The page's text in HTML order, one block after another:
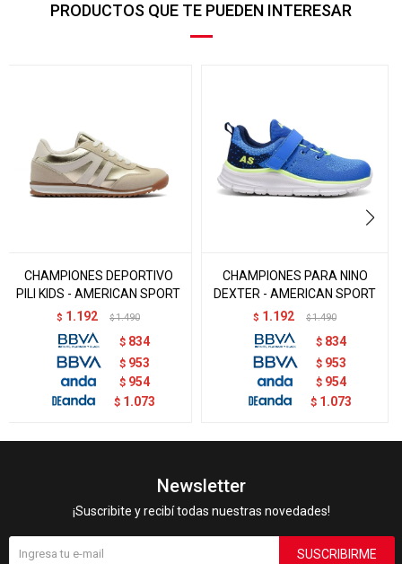
PRODUCTOS QUE TE PUEDEN INTERESAR
CHAMPIONES DEPORTIVO
PILI KIDS - AMERICAN SPORT
$ 1.192 $ 1.490
$ 834
$ 953
$ 954
$ 1.073
CHAMPIONES PARA NINO
DEXTER - AMERICAN SPORT
$ 1.192 $ 1.490
$ 834
$ 953
$ 954
$ 1.073
Newsletter
¡Suscribite y recibí todas nuestras novedades!
SUSCRIBIRME